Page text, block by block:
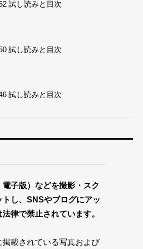
試し読みと目次
試し読みと目次
試し読みと目次
子版）などを撮影・スク
トし、SNSやブログにアッ
律で禁止されています。
掲載されている写真および